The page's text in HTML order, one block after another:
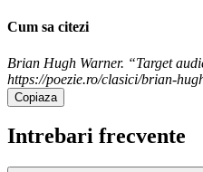
Cum sa citezi
Brian Hugh Warner. “Target
https://poezie.ro/clasici/brian-
Copiaza
Intrebari frecvente